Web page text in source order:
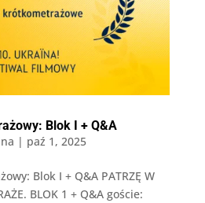
Blok I + Q&A
| paź 1, 2025
Blok I + Q&A PATRZĘ W
BLOK 1 + Q&A goście: